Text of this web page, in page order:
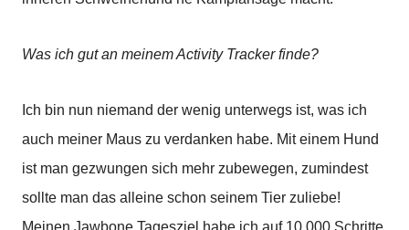
Was ich gut an meinem Activity Tracker finde?
Ich bin nun niemand der wenig unterwegs ist, was ich
auch meiner Maus zu verdanken habe. Mit einem Hund
ist man gezwungen sich mehr zubewegen, zumindest
sollte man das alleine schon seinem Tier zuliebe!
Meinen Jawbone Tagesziel habe ich auf 10.000 Schritte